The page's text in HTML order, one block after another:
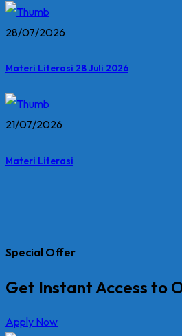
28/07/2026
Materi Literasi 28 Juli 2026
21/07/2026
Materi Literasi
Special Offer
Get Instant Access to
Apply Now